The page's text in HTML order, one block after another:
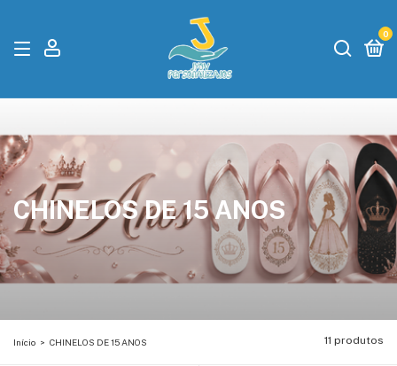
0
CHINELOS DE 15 ANOS
Início > CHINELOS DE 15 ANOS 11 produtos